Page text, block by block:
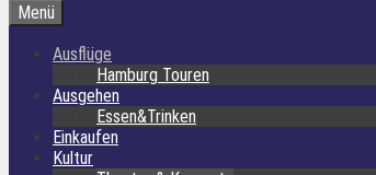
Menü
Ausflüge
Hamburg Touren
Ausgehen
Essen&Trinken
Einkaufen
Kultur